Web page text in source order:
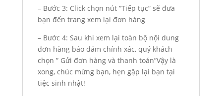
– Bước 3: Click chọn nút “Tiếp tục” sẽ đưa
bạn đến trang xem lại đơn hàng
– Bước 4: Sau khi xem lại toàn bộ nội dung
đơn hàng bảo đảm chính xác, quý khách
chọn ” Gửi đơn hàng và thanh toán”Vậy là
xong, chúc mừng bạn, hẹn gặp lại bạn tại
tiệc sinh nhật!